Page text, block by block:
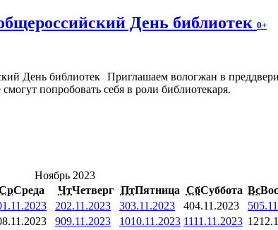
День библиотек 0+
Приглашаем вологжан в
попробовать себя в роли библиотекаря.
Ноябрь 2023
Среда ЧтЧетверг ПтПятница СбСуббота Вс
202.11.2023 303.11.2023 404.11.2023 5
909.11.2023 1010.11.2023 1111.11.2023 12